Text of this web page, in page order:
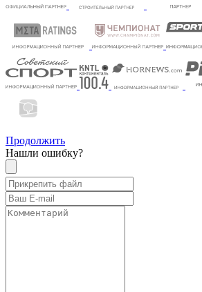
Продолжить
Нашли ошибку?